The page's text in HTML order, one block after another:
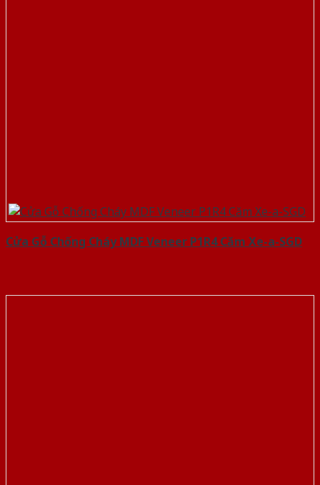
Cửa Gỗ Chống Cháy MDF Veneer P1R4 Căm Xe-a-SGD